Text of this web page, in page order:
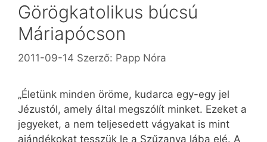
Görögkatolikus búcsú
Máriapócson
2011-09-14 Szerző: Papp Nóra
„Életünk minden öröme, kudarca egy-egy jel
Jézustól, amely által megszólít minket. Ezeket a
jegyeket, a nem teljesedett vágyakat is mint
ajándékokat tesszük le a Szűzanya lába elé. A